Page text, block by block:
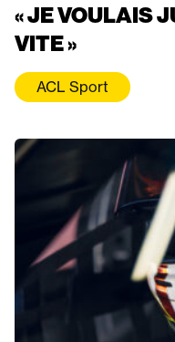
« JE VOULAIS
VITE »
ACL Sport